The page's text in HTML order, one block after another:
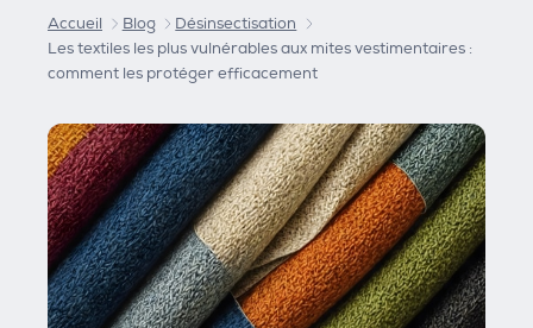
Accueil Blog
Désinsectisation
Les textiles les plus vulnérables aux mites vestimentaires :
comment les protéger efficacement